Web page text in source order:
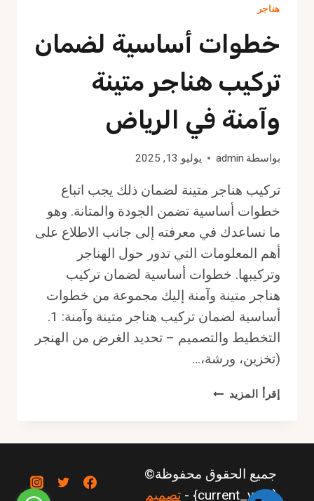
هناجر
خطوات أساسية لضمان
تركيب هناجر متينة
وآمنة في الرياض
بواسطة admin يوليو 13, 2025
تركيب هناجر متينة لضمان ذلك يجب اتباع
خطوات أساسية تضمن الجودة والمتانة. وهو
ما نساعدك في معرفته إلى جانب الاطلاع على
أهم المعلومات التي تدور حول الهناجر
وتركيبها. خطوات أساسية لضمان تركيب
هناجر متينة وآمنة إليك مجموعة من خطوات
أساسية لضمان تركيب هناجر متينة وآمنة: 1.
التخطيط والتصميم – تحديد الغرض من الهنجر
(تخزين، ورشة،…
إقرأ المزيد خطوات
تركيب
متينة
وآمنة
جميع الحقوق محفوظة©
{current_year} -
تصميم